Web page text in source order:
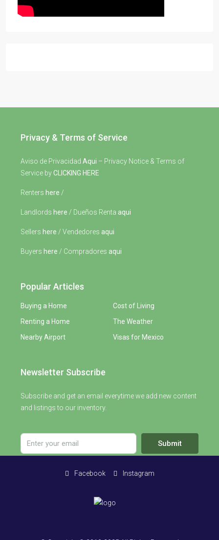
Privacy & Terms of Service
Aviso de Privacidad Aqui – Privacy Notice & Terms of
Service byCLICKING HERE
Renters here /
Landlords here / Dueños Renta aqui
Sellers here / Vendedores aqui
Buyers here / Compradores aqui
Popular Articles
Buying a Home
Renting a Home
Nearby Airport
Cost of Living
The Weather
Visas for Mexico
Newsletter Subscribe
Subscribe and get an email everytime we add new content
and listings to our inventory.
Submit
Facebook Instagram